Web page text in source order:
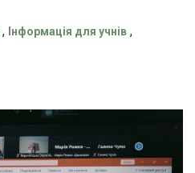
, Інформація для учнів ,